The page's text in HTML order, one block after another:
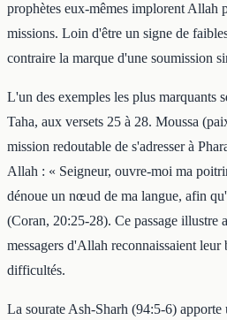
prophètes eux-mêmes implorent Allah
missions. Loin d'être un signe de
contraire la marque d'une soumission
L'un des exemples les plus marquants
Taha, aux versets 25 à 28. Moussa
mission redoutable de s'adresser à
Allah : « Seigneur, ouvre-moi ma
dénoue un nœud de ma langue, afin
(Coran, 20:25-28). Ce passage illustre
messagers d'Allah reconnaissaient
difficultés.
La sourate Ash-Sharh (94:5-6) apporte